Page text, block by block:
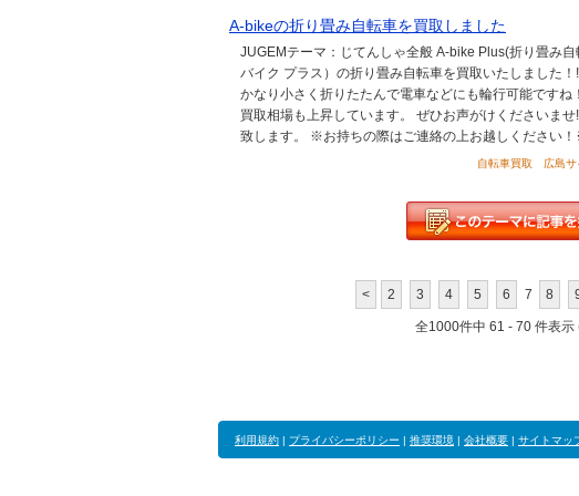
A-bikeの折り畳み自転車を買取しました
JUGEMテーマ：じてんしゃ全般 A-bike Plus(折り畳み
バイク プラス）の折り畳み自転車を買取いたしました
かなり小さく折りたたんで電車などにも輪行可能です
買取相場も上昇しています。 ぜひお声がけくださいま
致します。 ※お持ちの際はご連絡の上お越しください
自転車買取 広島
< 2 3 4 5 6 7 8
全1000件中 61 - 70 件表示
利用規約 | プライバシーポリシー | 推奨環境 | 会社概要 | サイトマッ